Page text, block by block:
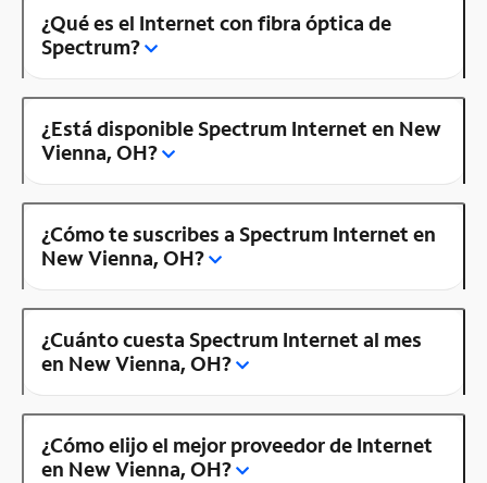
¿Qué es el Internet con fibra óptica de
Spectrum?
¿Está disponible Spectrum Internet en New
Vienna, OH?
¿Cómo te suscribes a Spectrum Internet en
New Vienna, OH?
¿Cuánto cuesta Spectrum Internet al mes
en New Vienna, OH?
¿Cómo elijo el mejor proveedor de Internet
en New Vienna, OH?